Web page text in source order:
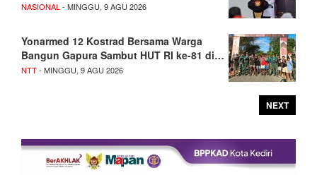
NASIONAL- MINGGU, 9 AGU 2026
Yonarmed 12 Kostrad Bersama Warga
Bangun Gapura Sambut HUT RI ke-81 di…
NTT- MINGGU, 9 AGU 2026
NEXT